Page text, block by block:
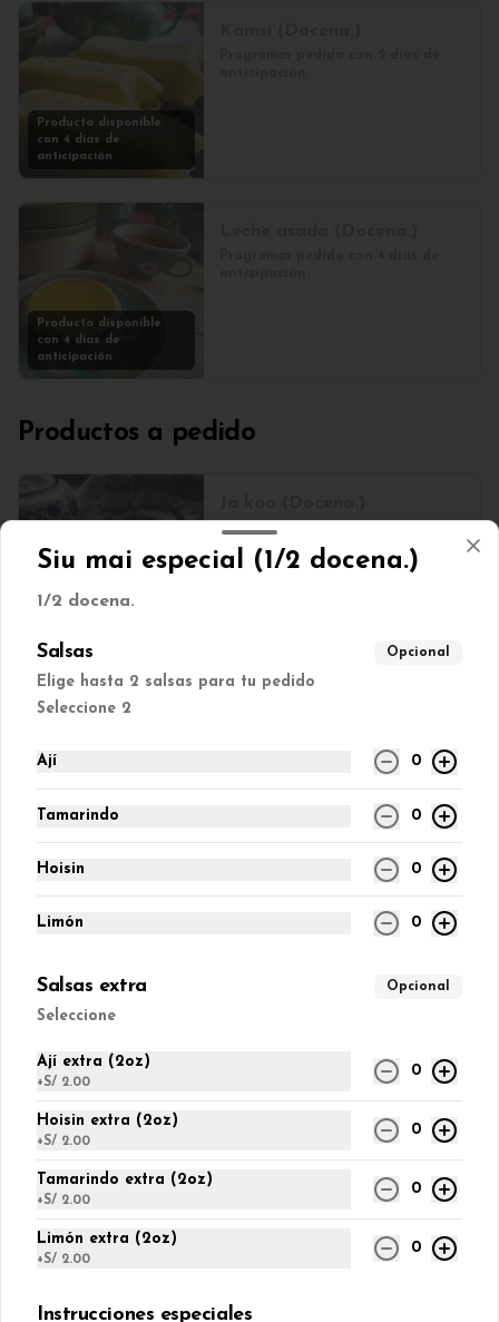
Producto disponible
con 4 días de
anticipación
Producto disponible
con 4 días de
anticipación
Productos a pedido
Producto disponible
Programar pedido con 4 días de
anticipación.
Conócenos
Términos y condiciones
Redes sociales
Instagram
Facebook
Mi cuenta
Pedir
Política de Cookies
Siu mai especial (1/2 docena.)
1/2 docena.
Salsas Opcional
Elige hasta 2 salsas para tu pedido
Seleccione 2
Ají 0
Tamarindo 0
Hoisin 0
Limón 0
Salsas extra Opcional
Seleccione
Ají extra (2oz)
+S/ 2.00
0
Hoisin extra (2oz)
+S/ 2.00
0
Tamarindo extra (2oz)
+S/ 2.00
0
Limón extra (2oz)
+S/ 2.00
0
Instrucciones especiales